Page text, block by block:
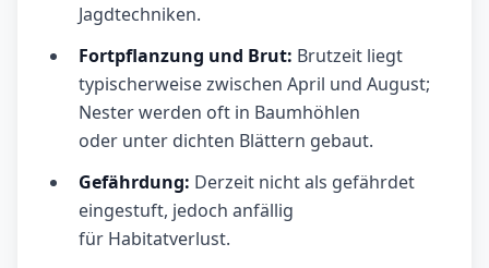
Jagdtechniken.
Fortpflanzung und Brut: Brutzeit liegt
typischerweise zwischen April und August;
Nester werden oft in Baumhöhlen
oder unter dichten Blättern gebaut.
Gefährdung: Derzeit nicht als gefährdet
eingestuft, jedoch anfällig
für Habitatverlust.